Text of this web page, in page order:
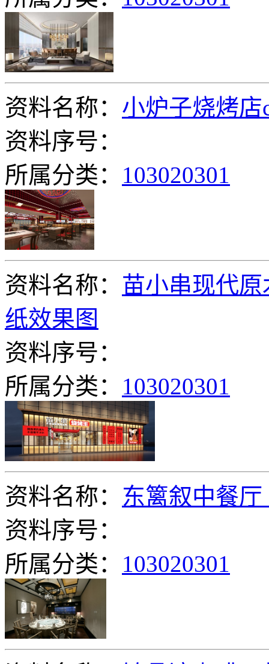
资料名称： 小炉子烧烤店
资料序号：
所属分类： 103020301
资料名称： 苗小串现代
纸效果图
资料序号：
所属分类： 103020301
资料名称： 东篱叙中餐
资料序号：
所属分类： 103020301